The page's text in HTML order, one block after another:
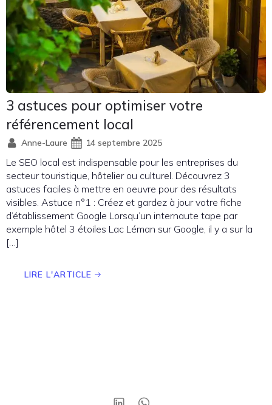
3 astuces pour optimiser votre
référencement local
Anne-Laure 14 septembre 2025
Le SEO local est indispensable pour les entreprises du
secteur touristique, hôtelier ou culturel. Découvrez 3
astuces faciles à mettre en oeuvre pour des résultats
visibles. Astuce n°1 : Créez et gardez à jour votre fiche
d’établissement Google Lorsqu’un internaute tape par
exemple hôtel 3 étoiles Lac Léman sur Google, il y a sur la
[…]
LIRE L'ARTICLE